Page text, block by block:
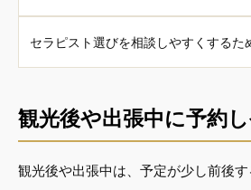
セラピスト選びを相談しやすくするた
観光後や出張中に予約
観光後や出張中は、予定が少し前後